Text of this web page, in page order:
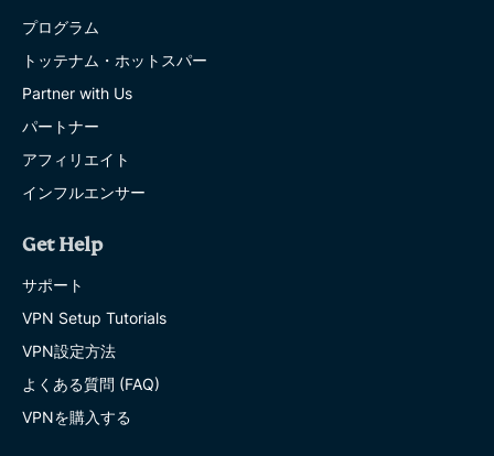
プログラム
トッテナム・ホットスパー
Partner with Us
パートナー
アフィリエイト
インフルエンサー
Get Help
サポート
VPN Setup Tutorials
VPN設定方法
よくある質問 (FAQ)
VPNを購入する